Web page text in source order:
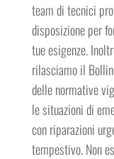
team di tecnici
disposizione per
tue esigenze.
rilasciamo il
delle normative
le situazioni di
con riparazioni
tempestivo. Non